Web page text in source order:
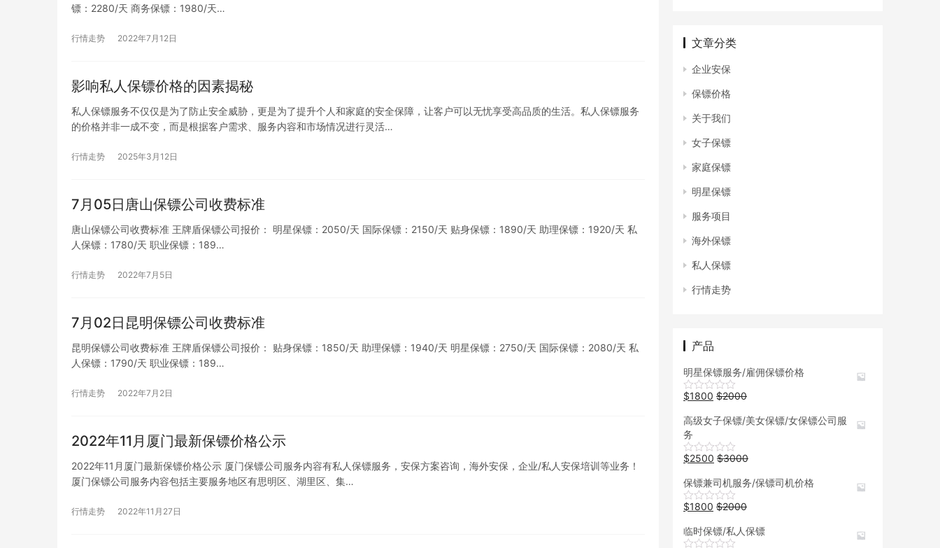
镖：2280/天 商务保镖：1980/天…
行情走势 2022年7月12日
影响私人保镖价格的因素揭秘
私人保镖服务不仅仅是为了防止安全威胁，更是为了提升个人和家庭的安全保障，让客户可以无忧享受高品质的生活。私人保镖服务
的价格并非一成不变，而是根据客户需求、服务内容和市场情况进行灵活…
行情走势 2025年3月12日
7月05日唐山保镖公司收费标准
唐山保镖公司收费标准 王牌盾保镖公司报价： 明星保镖：2050/天 国际保镖：2150/天 贴身保镖：1890/天 助理保镖：1920/天 私
人保镖：1780/天 职业保镖：189…
行情走势 2022年7月5日
7月02日昆明保镖公司收费标准
昆明保镖公司收费标准 王牌盾保镖公司报价： 贴身保镖：1850/天 助理保镖：1940/天 明星保镖：2750/天 国际保镖：2080/天 私
人保镖：1790/天 职业保镖：189…
行情走势 2022年7月2日
2022年11月厦门最新保镖价格公示
2022年11月厦门最新保镖价格公示 厦门保镖公司服务内容有私人保镖服务，安保方案咨询，海外安保，企业/私人安保培训等业务！
厦门保镖公司服务内容包括主要服务地区有思明区、湖里区、集…
行情走势 2022年11月27日
文章分类
企业安保
保镖价格
关于我们
女子保镖
家庭保镖
明星保镖
服务项目
海外保镖
私人保镖
行情走势
产品
明星保镖服务/雇佣保镖价格
$1800 $2000
高级女子保镖/美女保镖/女保镖公司服
务
$2500 $3000
保镖兼司机服务/保镖司机价格
$1800 $2000
临时保镖/私人保镖